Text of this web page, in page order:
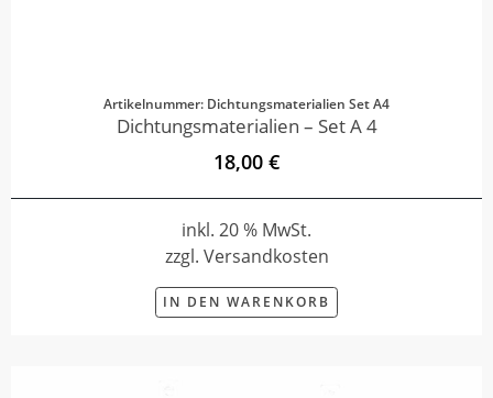
Artikelnummer: Dichtungsmaterialien Set A4
Dichtungsmaterialien – Set A 4
18,00 €
inkl. 20 % MwSt.
zzgl. Versandkosten
IN DEN WARENKORB